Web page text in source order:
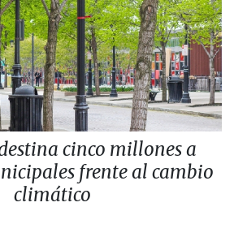
cinco millones a
frente al cambio
climático